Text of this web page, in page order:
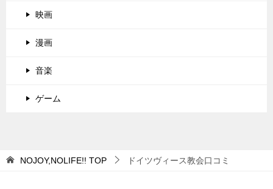
映画
漫画
音楽
ゲーム
NOJOY,NOLIFE!! TOP ドイツヴィース教会口コミ